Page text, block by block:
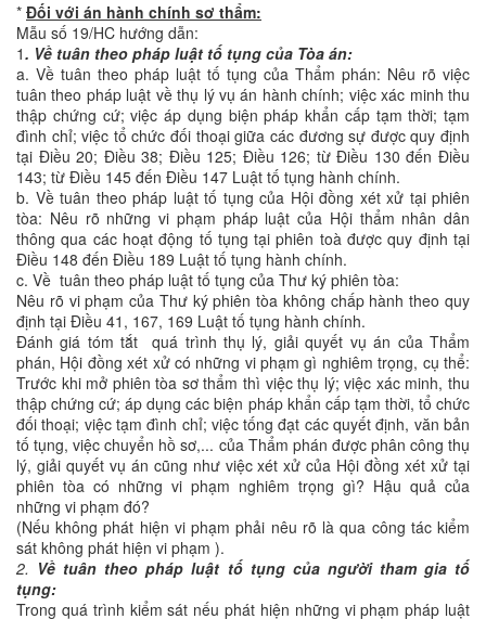
* Đối với án hành chính sơ thẩm:
Mẫu số 19/HC hướng dẫn:
1. Về tuân theo pháp luật tố tụng của Tòa án:
a. Về tuân theo pháp luật tố tụng của Thẩm phán: Nêu rõ việc
tuân theo pháp luật về thụ lý vụ án hành chính; việc xác minh thu
thập chứng cứ; việc áp dụng biện pháp khẩn cấp tạm thời; tạm
đình chỉ; việc tổ chức đối thoại giữa các đương sự được quy định
tại Điều 20; Điều 38; Điều 125; Điều 126; từ Điều 130 đến Điều
143; từ Điều 145 đến Điều 147 Luật tố tụng hành chính.
b. Về tuân theo pháp luật tố tụng của Hội đồng xét xử tại phiên
tòa: Nêu rõ những vi phạm pháp luật của Hội thẩm nhân dân
thông qua các hoạt động tố tụng tại phiên toà được quy định tại
Điều 148 đến Điều 189 Luật tố tụng hành chính.
c. Về tuân theo pháp luật tố tụng của Thư ký phiên tòa:
Nêu rõ vi phạm của Thư ký phiên tòa không chấp hành theo quy
định tại Điều 41, 167, 169 Luật tố tụng hành chính.
Đánh giá tóm tắt quá trình thụ lý, giải quyết vụ án của Thẩm
phán, Hội đồng xét xử có những vi phạm gì nghiêm trọng, cụ thể:
Trước khi mở phiên tòa sơ thẩm thì việc thụ lý; việc xác minh, thu
thập chứng cứ; áp dụng các biện pháp khẩn cấp tạm thời, tổ chức
đối thoại; việc tạm đình chỉ; việc tống đạt các quyết định, văn bản
tố tụng, việc chuyển hồ sơ,... của Thẩm phán được phân công thụ
lý, giải quyết vụ án cũng như việc xét xử của Hội đồng xét xử tại
phiên tòa có những vi phạm nghiêm trọng gì? Hậu quả của
những vi phạm đó?
(Nếu không phát hiện vi phạm phải nêu rõ là qua công tác kiểm
sát không phát hiện vi phạm ).
2. Về tuân theo pháp luật tố tụng của người tham gia tố
tụng:
Trong quá trình kiểm sát nếu phát hiện những vi phạm pháp luật